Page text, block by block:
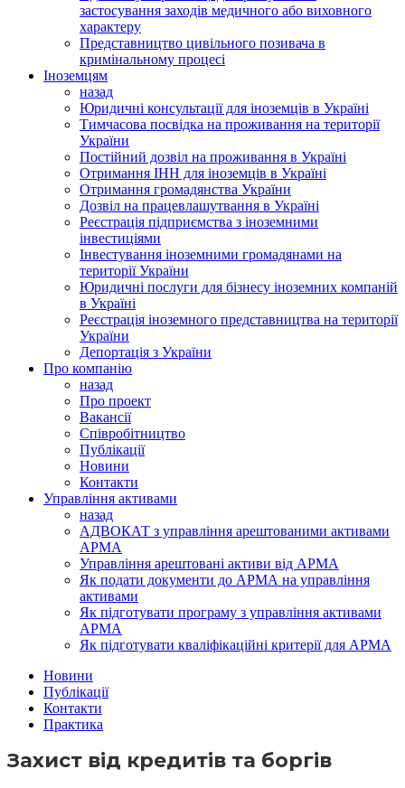
застосування заходів медичного або виховного
характеру
Представництво цивільного позивача в
кримінальному процесі
Іноземцям
назад
Юридичні консультації для іноземців в Україні
Тимчасова посвідка на проживання на території
України
Постійний дозвіл на проживання в Україні
Отримання ІНН для іноземців в Україні
Отримання громадянства України
Дозвіл на працевлашутвання в Україні
Реєстрація підприємства з іноземними
інвестиціями
Інвестування іноземними громадянами на
території України
Юридичні послуги для бізнесу іноземних компаній
в Україні
Реєстрація іноземного представництва на території
України
Депортація з України
Про компанію
назад
Про проект
Вакансії
Співробітництво
Публікації
Новини
Контакти
Управління активами
назад
АДВОКАТ з управління арештованими активами
АРМА
Управління арештовані активи від АРМА
Як подати документи до АРМА на управління
активами
Як підготувати програму з управління активами
АРМА
Як підготувати кваліфікаційні критерії для АРМА
Новини
Публікації
Контакти
Практика
Захист від кредитів та боргів